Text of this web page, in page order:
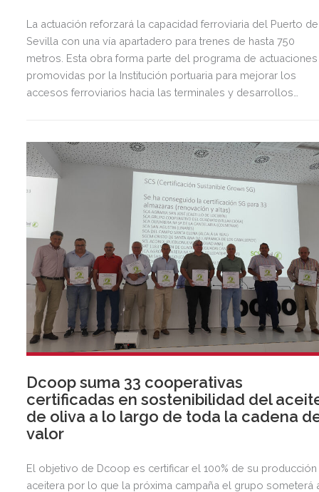
La actuación reforzará la capacidad ferroviaria del Puerto de
Sevilla con una vía apartadero para trenes de hasta 750
metros. Esta obra forma parte del programa de actuaciones
promovidas por la Institución portuaria para mejorar los
accesos ferroviarios hacia las terminales y desarrollos
Dcoop suma 33 cooperativas
certificadas en sostenibilidad del
de oliva a lo largo de toda la cadena
valor
El objetivo de Dcoop es certificar el 100% de su producción
aceitera por lo que la próxima campaña el grupo someterá